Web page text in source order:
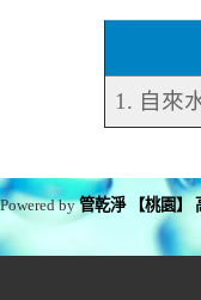
1. 自來
Powered by管乾淨 【桃園】